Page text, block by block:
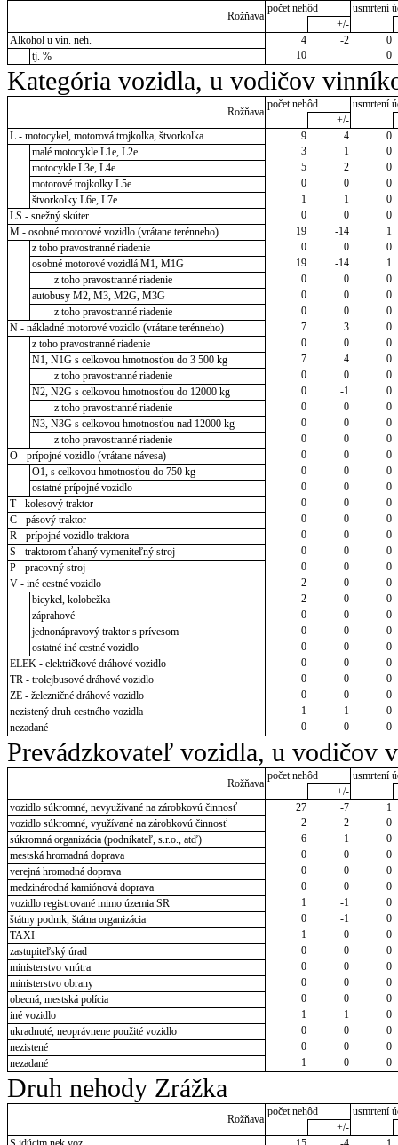
Rožňava
počet nehôd
usmrtení
+/-
Alkohol u vin. neh.
4 -2
0
tj. %
10 0
Kategória vozidla, u vodičov
Rožňava
počet nehôd
usmrtení
+/-
L - motocykel, motorová trojkolka, štvorkolka
9 4
0
malé motocykle L1e, L2e
3 1
0
motocykle L3e, L4e
5 2
0
motorové trojkolky L5e
0 0
0
štvorkolky L6e, L7e
1 1
0
LS - snežný skúter
0 0
0
M - osobné motorové vozidlo (vrátane terénneho)
19 -14
1
z toho pravostranné riadenie
0 0
0
osobné motorové vozidlá M1, M1G
19 -14
1
z toho pravostranné riadenie
0 0
0
autobusy M2, M3, M2G, M3G
0 0
0
z toho pravostranné riadenie
0 0
0
N - nákladné motorové vozidlo (vrátane terénneho)
7 3
0
z toho pravostranné riadenie
0 0
0
N1, N1G s celkovou hmotnosťou do 3 500 kg
7 4
0
z toho pravostranné riadenie
0 0
0
N2, N2G s celkovou hmotnosťou do 12000 kg
0 -1
0
z toho pravostranné riadenie
0 0
0
N3, N3G s celkovou hmotnosťou nad 12000 kg
0 0
0
z toho pravostranné riadenie
0 0
0
O - prípojné vozidlo (vrátane návesa)
0 0
0
O1, s celkovou hmotnosťou do 750 kg
0 0
0
ostatné prípojné vozidlo
0 0
0
T - kolesový traktor
0 0
0
C - pásový traktor
0 0
0
R - prípojné vozidlo traktora
0 0
0
S - traktorom ťahaný vymeniteľný stroj
0 0
0
P - pracovný stroj
0 0
0
V - iné cestné vozidlo
2 0
0
bicykel, kolobežka
2 0
0
záprahové
0 0
0
jednonápravový traktor s prívesom
0 0
0
ostatné iné cestné vozidlo
0 0
0
ELEK - električkové dráhové vozidlo
0 0
0
TR - trolejbusové dráhové vozidlo
0 0
0
ZE - železničné dráhové vozidlo
0 0
0
nezistený druh cestného vozidla
1 1
0
nezadané
0 0 0
Prevádzkovateľ vozidla, u vodičov
Rožňava
počet nehôd
usmrtení
+/-
vozidlo súkromné, nevyužívané na zárobkovú činnosť
27 -7
1
vozidlo súkromné, využívané na zárobkovú činnosť
2 2
0
súkromná organizácia (podnikateľ, s.r.o., atď)
6 1
0
mestská hromadná doprava
0 0
0
verejná hromadná doprava
0 0
0
medzinárodná kamiónová doprava
0 0
0
vozidlo registrované mimo územia SR
1 -1
0
štátny podnik, štátna organizácia
0 -1
0
TAXI
1 0
0
zastupiteľský úrad
0 0
0
ministerstvo vnútra
0 0
0
ministerstvo obrany
0 0
0
obecná, mestská polícia
0 0
0
iné vozidlo
1 1
0
ukradnuté, neoprávnene použité vozidlo
0 0
0
nezistené
0 0
0
nezadané
1 0 0
Druh nehody Zrážka
Rožňava
počet nehôd
usmrtení
+/-